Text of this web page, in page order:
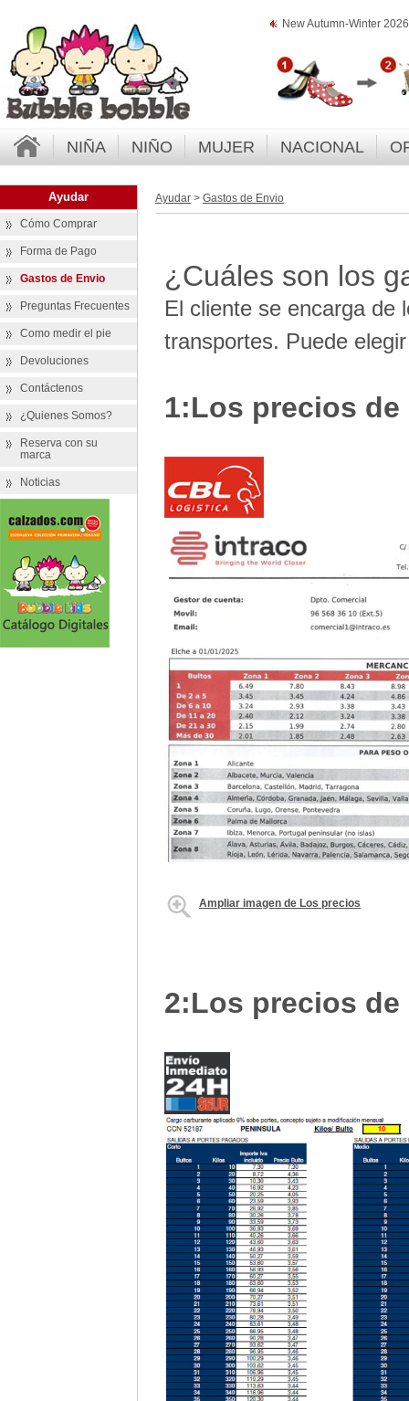
New Autumn-Winter
NIÑA NIÑO MUJER NACIONAL
Ayudar
Cómo Comprar
Forma de Pago
Gastos de Envio
Preguntas Frecuentes
Como medir el pie
Devoluciones
Contáctenos
¿Quienes Somos?
Reserva con su
marca
Noticias
Ayudar > Gastos de Envio
¿Cuáles son los
El cliente se encarga de
transportes. Puede
1:Los precios de
Ampliar imagen de Los precios
2:Los precios de